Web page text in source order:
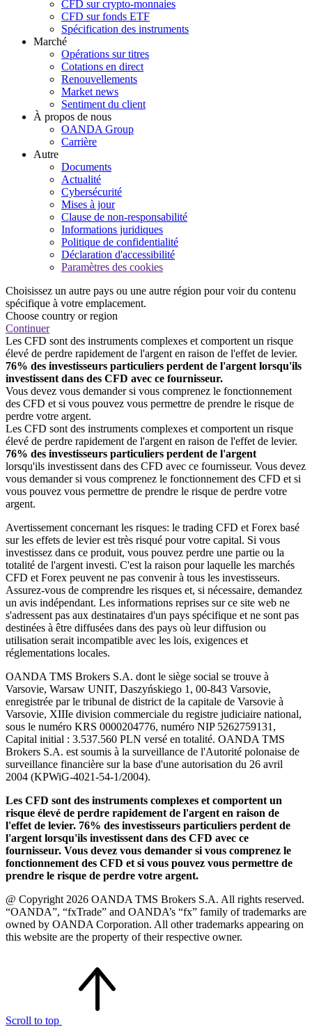
CFD sur crypto-monnaies
CFD sur fonds ETF
Spécification des instruments
Marché
Opérations sur titres
Cotations en direct
Renouvellements
Market news
Sentiment du client
À propos de nous
OANDA Group
Carrière
Autre
Documents
Actualité
Cybersécurité
Mises à jour
Clause de non-responsabilité
Informations juridiques
Politique de confidentialité
Déclaration d'accessibilité
Paramètres des cookies
Choisissez un autre pays ou une autre région pour voir du contenu
spécifique à votre emplacement.
Choose country or region
Continuer
Les CFD sont des instruments complexes et comportent un risque
élevé de perdre rapidement de l'argent en raison de l'effet de levier.
76% des investisseurs particuliers perdent de l'argent lorsqu'ils
investissent dans des CFD avec ce fournisseur.
Vous devez vous demander si vous comprenez le fonctionnement
des CFD et si vous pouvez vous permettre de prendre le risque de
perdre votre argent.
Les CFD sont des instruments complexes et comportent un risque
élevé de perdre rapidement de l'argent en raison de l'effet de levier.
76% des investisseurs particuliers perdent de l'argent
lorsqu'ils investissent dans des CFD avec ce fournisseur. Vous devez
vous demander si vous comprenez le fonctionnement des CFD et si
vous pouvez vous permettre de prendre le risque de perdre votre
argent.
Avertissement concernant les risques: le trading CFD et Forex basé
sur les effets de levier est très risqué pour votre capital. Si vous
investissez dans ce produit, vous pouvez perdre une partie ou la
totalité de l'argent investi. C'est la raison pour laquelle les marchés
CFD et Forex peuvent ne pas convenir à tous les investisseurs.
Assurez-vous de comprendre les risques et, si nécessaire, demandez
un avis indépendant. Les informations reprises sur ce site web ne
s'adressent pas aux destinataires d'un pays spécifique et ne sont pas
destinées à être diffusées dans des pays où leur diffusion ou
utilisation serait incompatible avec les lois, exigences et
réglementations locales.
OANDA TMS Brokers S.A. dont le siège social se trouve à
Varsovie, Warsaw UNIT, Daszyńskiego 1, 00-843 Varsovie,
enregistrée par le tribunal de district de la capitale de Varsovie à
Varsovie, XIIIe division commerciale du registre judiciaire national,
sous le numéro KRS 0000204776, numéro NIP 5262759131,
Capital initial : 3.537.560 PLN versé en totalité. OANDA TMS
Brokers S.A. est soumis à la surveillance de l'Autorité polonaise de
surveillance financière sur la base d'une autorisation du 26 avril
2004 (KPWiG-4021-54-1/2004).
Les CFD sont des instruments complexes et comportent un
risque élevé de perdre rapidement de l'argent en raison de
l'effet de levier. 76% des investisseurs particuliers perdent de
l'argent lorsqu'ils investissent dans des CFD avec ce
fournisseur. Vous devez vous demander si vous comprenez le
fonctionnement des CFD et si vous pouvez vous permettre de
prendre le risque de perdre votre argent.
@ Copyright 2026 OANDA TMS Brokers S.A. All rights reserved.
“OANDA”, “fxTrade” and OANDA’s “fx” family of trademarks are
owned by OANDA Corporation. All other trademarks appearing on
this website are the property of their respective owner.
Scroll to top